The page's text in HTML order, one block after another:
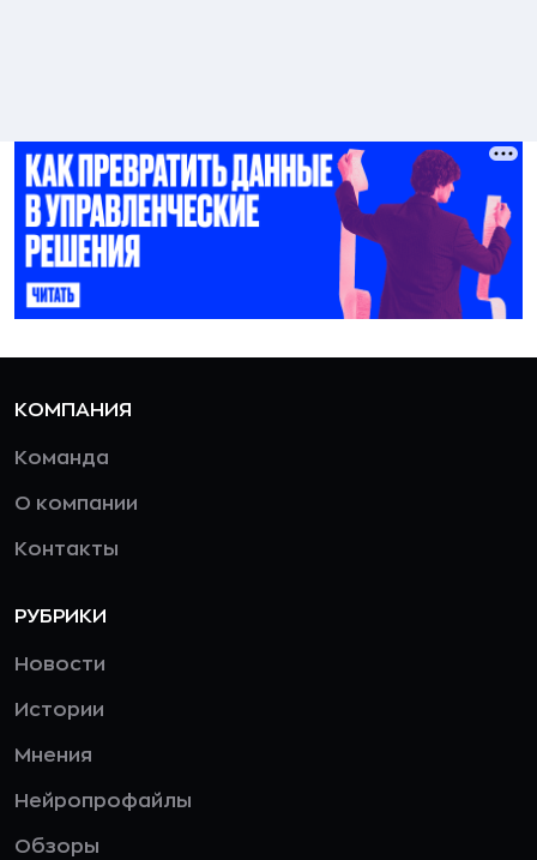
КОМПАНИЯ
Команда
О компании
Контакты
РУБРИКИ
Новости
Истории
Мнения
Нейропрофайлы
Обзоры